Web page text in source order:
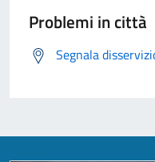
Problemi in città
Segnala